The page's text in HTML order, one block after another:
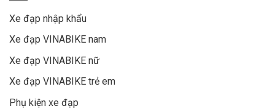
Xe đạp nhập khẩu
Xe đạp VINABIKE nam
Xe đạp VINABIKE nữ
Xe đạp VINABIKE trẻ em
Phụ kiện xe đạp